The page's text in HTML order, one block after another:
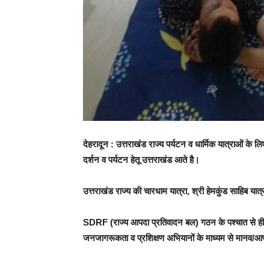
देहरादून : उत्तराखंड राज्य पर्यटन व धार्मिक यात्राओं के
दर्शन व पर्यटन हेतू उत्तराखंड आते है।
उत्तराखंड राज्य की चारधाम यात्रा, श्री हेमकुंड साहिब
SDRF (राज्य आपदा प्रतिवादन बल) गठन के पश्चात से
जनजागरूकता व प्रशिक्षण अभियानों के माध्यम से मानव/